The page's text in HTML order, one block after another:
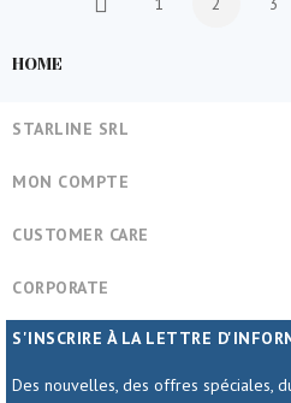
HOME
Précédent
STARLINE SRL
MON COMPTE
CUSTOMER CARE
CORPORATE
S'INSCRIRE À LA LETTRE
Des nouvelles, des offres spéciales,